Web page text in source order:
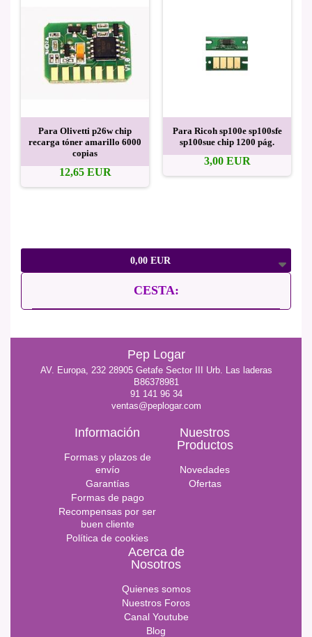
0,00 EUR
CESTA:
Para Olivetti p26w chip
recarga tóner amarillo 6000
copias
12,65 EUR
Para Ricoh sp100e sp100sfe
sp100sue chip 1200 pág.
3,00 EUR
Pep Logar
AV. Europa, 232 28905 Getafe Sector III Urb. Las laderas
B86378981
91 141 96 34
ventas@peplogar.com
Información
Formas y plazos de
envío
Garantías
Formas de pago
Recompensas por ser
buen cliente
Política de cookies
Nuestros
Productos
Novedades
Ofertas
Acerca de
Nosotros
Quienes somos
Nuestros Foros
Canal Youtube
Blog